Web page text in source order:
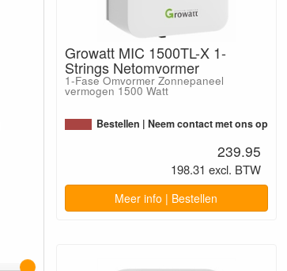
Growatt MIC 1500TL-X 1-
Strings Netomvormer
1-Fase Omvormer Zonnepaneel
vermogen 1500 Watt
Bestellen | Neem contact met ons op
239.95
198.31 excl. BTW
Meer info | Bestellen